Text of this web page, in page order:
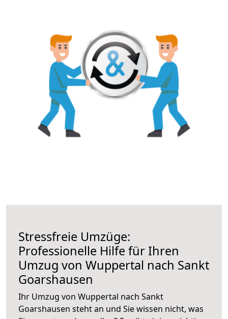
Stressfreie Umzüge:
Professionelle Hilfe für Ihren
Umzug von Wuppertal nach Sankt
Goarshausen
Ihr Umzug von Wuppertal nach Sankt
Goarshausen steht an und Sie wissen nicht, was